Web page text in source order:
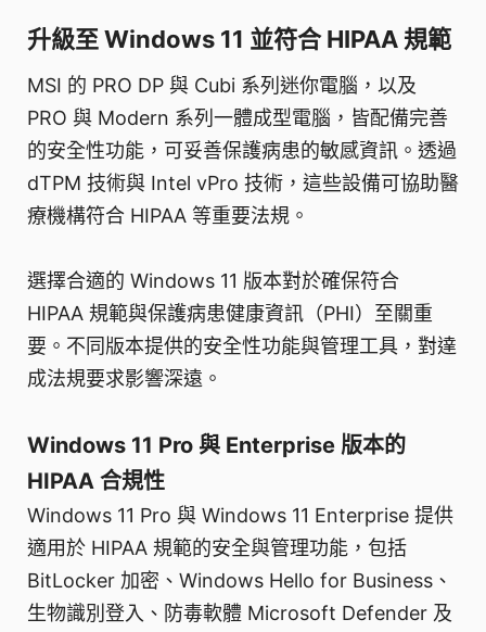
升級至 Windows 11 並符合 HIPAA 規範
MSI 的 PRO DP 與 Cubi 系列迷你電腦，以及
PRO 與 Modern 系列一體成型電腦，皆配備完善
的安全性功能，可妥善保護病患的敏感資訊。透過
dTPM 技術與 Intel vPro 技術，這些設備可協助醫
療機構符合 HIPAA 等重要法規。
選擇合適的 Windows 11 版本對於確保符合
HIPAA 規範與保護病患健康資訊（PHI）至關重
要。不同版本提供的安全性功能與管理工具，對達
成法規要求影響深遠。
Windows 11 Pro 與 Enterprise 版本的
HIPAA 合規性
Windows 11 Pro 與 Windows 11 Enterprise 提供
適用於 HIPAA 規範的安全與管理功能，包括
BitLocker 加密、Windows Hello for Business、
生物識別登入、防毒軟體 Microsoft Defender 及